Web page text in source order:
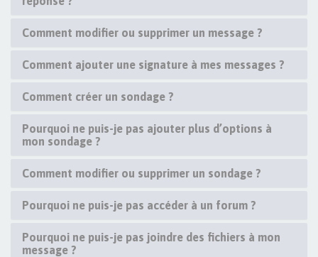
Comment modifier ou supprimer un message ?
Comment ajouter une signature à mes messages ?
Comment créer un sondage ?
Pourquoi ne puis-je pas ajouter plus d’options à
mon sondage ?
Comment modifier ou supprimer un sondage ?
Pourquoi ne puis-je pas accéder à un forum ?
Pourquoi ne puis-je pas joindre des fichiers à mon
message ?